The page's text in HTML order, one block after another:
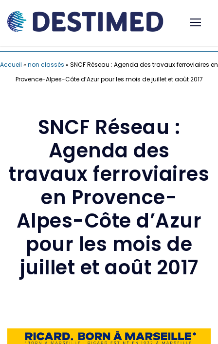
Accueil » non classés » SNCF Réseau : Agenda des travaux ferroviaires en
Provence-Alpes-Côte d’Azur pour les mois de juillet et août 2017
SNCF Réseau :
Agenda des
travaux ferroviaires
en Provence-
Alpes-Côte d’Azur
pour les mois de
juillet et août 2017